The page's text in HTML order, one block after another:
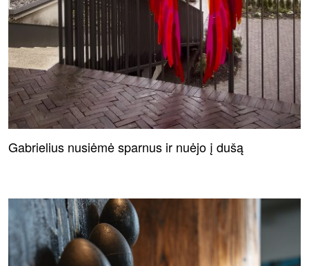
Gabrielius nusiėmė sparnus ir nuėjo į dušą